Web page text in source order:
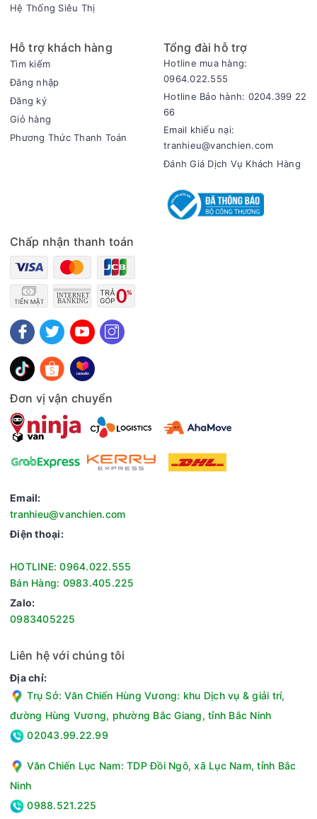
Hệ Thống Siêu Thị
Hỗ trợ khách hàng
Tìm kiếm
Đăng nhập
Đăng ký
Giỏ hàng
Phương Thức Thanh Toán
Tổng đài hỗ trợ
Hotline mua hàng:
0964.022.555
Hotline Bảo hành: 0204.399 22
66
Email khiếu nại:
tranhieu@vanchien.com
Đánh Giá Dịch Vụ Khách Hàng
Chấp nhận thanh toán
Đơn vị vận chuyển
Email:
tranhieu@vanchien.com
Điện thoại:
HOTLINE: 0964.022.555
Bán Hàng: 0983.405.225
Zalo:
0983405225
Liên hệ với chúng tôi
Địa chỉ:
Trụ Sở: Văn Chiến Hùng Vương: khu Dịch vụ & giải trí,
đường Hùng Vương, phường Bắc Giang, tỉnh Bắc Ninh
02043.99.22.99
Văn Chiến Lục Nam: TDP Đồi Ngô, xã Lục Nam, tỉnh Bắc
Ninh
0988.521.225